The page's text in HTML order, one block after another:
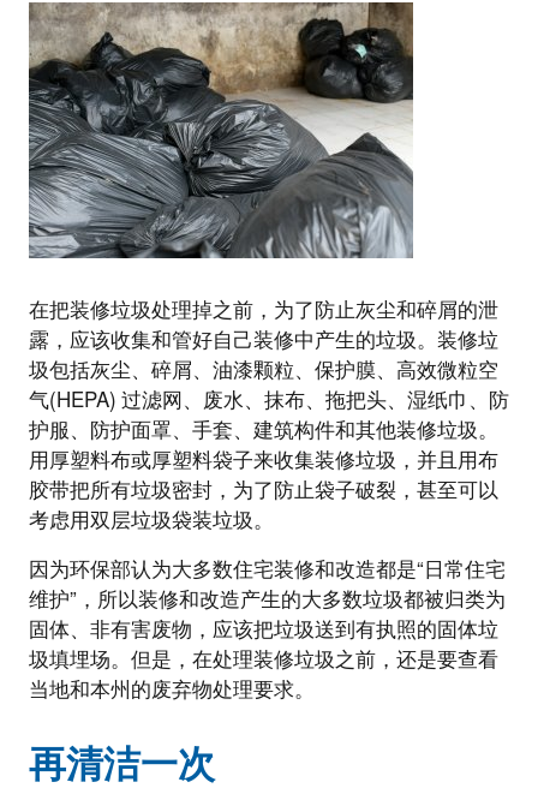
在把装修垃圾处理掉之前，为了防止灰尘和碎屑的泄
露，应该收集和管好自己装修中产生的垃圾。装修垃
圾包括灰尘、碎屑、油漆颗粒、保护膜、高效微粒空
气(HEPA) 过滤网、废水、抹布、拖把头、湿纸巾、防
护服、防护面罩、手套、建筑构件和其他装修垃圾。
用厚塑料布或厚塑料袋子来收集装修垃圾，并且用布
胶带把所有垃圾密封，为了防止袋子破裂，甚至可以
考虑用双层垃圾袋装垃圾。
因为环保部认为大多数住宅装修和改造都是“日常住宅
维护”，所以装修和改造产生的大多数垃圾都被归类为
固体、非有害废物，应该把垃圾送到有执照的固体垃
圾填埋场。但是，在处理装修垃圾之前，还是要查看
当地和本州的废弃物处理要求。
再清洁一次